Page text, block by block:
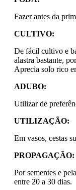
Fazer antes da
CULTIVO:
De fácil cultivo e
alastra bastante,
Aprecia solo rico
ADUBO:
Utilizar de
UTILIZAÇÃO:
Em vasos, cestas
PROPAGAÇÃO:
Por sementes e
entre 20 a 30 dias.